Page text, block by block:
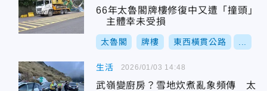
66年太魯閣牌樓修復中又遭「撞頭」
主體幸未受損
太魯閣 牌樓 東西橫貫公路
生活
武嶺變廚房？雪地炊煮亂象頻傳 太
2026/01/03 14:48